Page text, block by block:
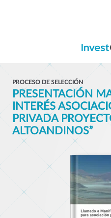
PROCESO DE SELECCIÓN
PRESENTACIÓN
INTERÉS
PRIVADA
ALTOANDINOS”